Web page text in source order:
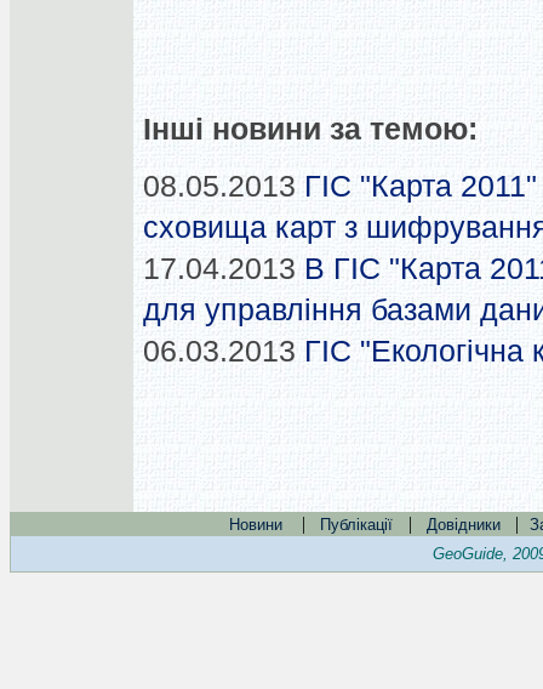
Інші новини за темою:
08.05.2013 ГІС "Карта
сховища карт з
17.04.2013 В ГІС "Карта
для управління базами
06.03.2013 ГІС "Екологічна
Новини | Публікації | Довідники |
GeoGuide,